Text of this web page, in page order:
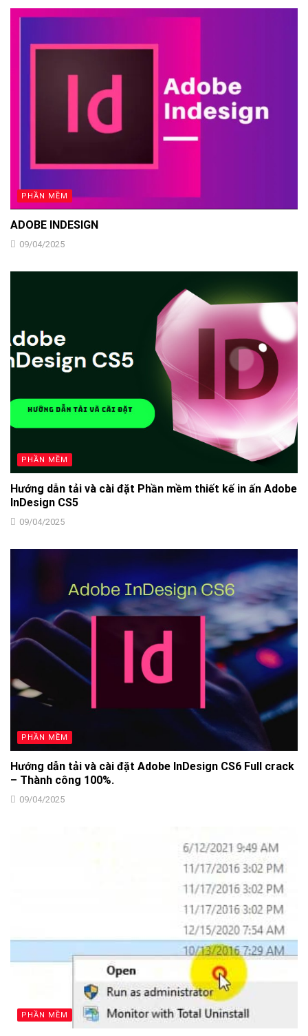
PHẦN MỀM
ADOBE INDESIGN
09/04/2025
PHẦN MỀM
Hướng dẫn tải và cài đặt Phần mềm thiết kế in ấn Adobe
InDesign CS5
09/04/2025
PHẦN MỀM
Hướng dẫn tải và cài đặt Adobe InDesign CS6 Full crack
– Thành công 100%.
09/04/2025
PHẦN MỀM